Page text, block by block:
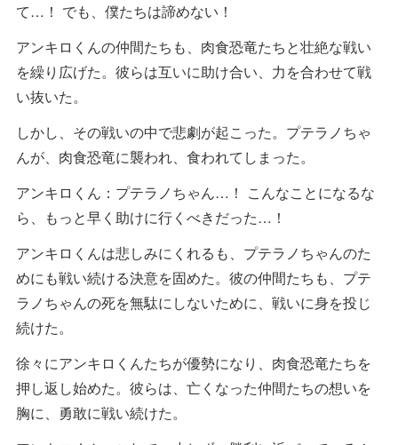
て…！ でも、僕たちは諦めない！
アンキロくんの仲間たちも、肉食恐竜たちと壮絶な戦い
を繰り広げた。彼らは互いに助け合い、力を合わせて戦
い抜いた。
しかし、その戦いの中で悲劇が起こった。プテラノちゃ
んが、肉食恐竜に襲われ、食われてしまった。
アンキロくん：プテラノちゃん…！ こんなことになるな
ら、もっと早く助けに行くべきだった…！
アンキロくんは悲しみにくれるも、プテラノちゃんのた
めにも戦い続ける決意を固めた。彼の仲間たちも、プテ
ラノちゃんの死を無駄にしないために、戦いに身を投じ
続けた。
徐々にアンキロくんたちが優勢になり、肉食恐竜たちを
押し返し始めた。彼らは、亡くなった仲間たちの想いを
胸に、勇敢に戦い続けた。